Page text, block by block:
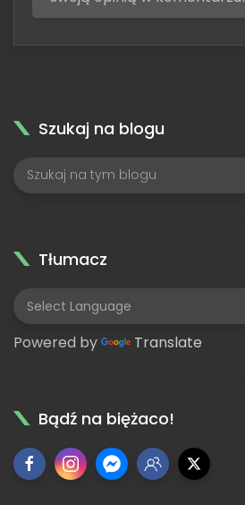
Szukaj na blogu
Tłumacz
Powered by Translate
Bądź na biężaco!